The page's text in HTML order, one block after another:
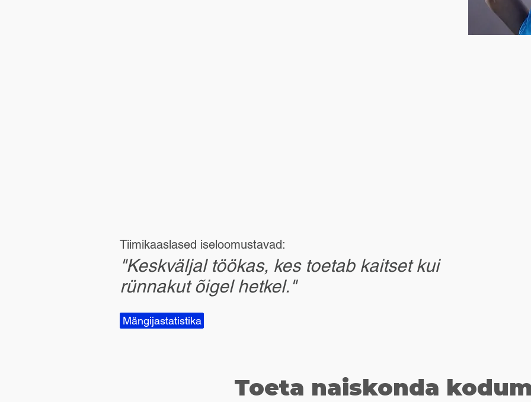
Tiimikaaslased iseloomustavad:
"Keskväljal töökas, kes toetab kaitset kui
rünnakut õigel hetkel."
Mängijastatistika
Toeta naiskonda